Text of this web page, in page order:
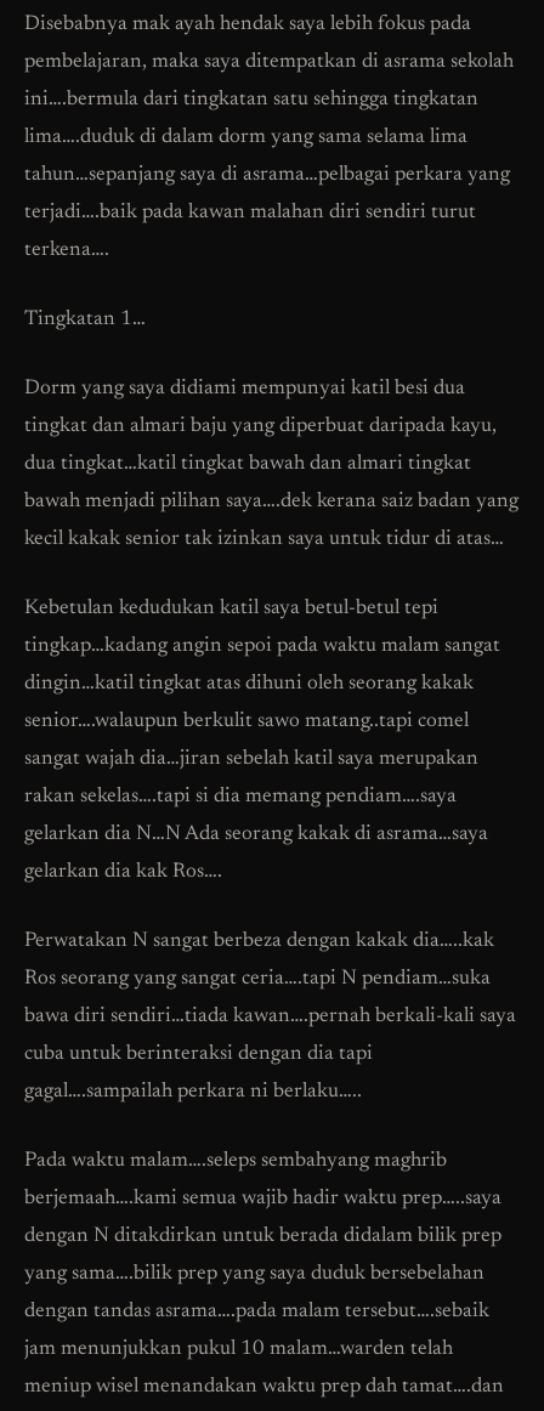
Disebabnya mak ayah hendak saya lebih fokus pada
pembelajaran, maka saya ditempatkan di asrama sekolah
ini….bermula dari tingkatan satu sehingga tingkatan
lima….duduk di dalam dorm yang sama selama lima
tahun…sepanjang saya di asrama…pelbagai perkara yang
terjadi….baik pada kawan malahan diri sendiri turut
terkena….
Tingkatan 1…
Dorm yang saya didiami mempunyai katil besi dua
tingkat dan almari baju yang diperbuat daripada kayu,
dua tingkat…katil tingkat bawah dan almari tingkat
bawah menjadi pilihan saya….dek kerana saiz badan yang
kecil kakak senior tak izinkan saya untuk tidur di atas…
Kebetulan kedudukan katil saya betul-betul tepi
tingkap…kadang angin sepoi pada waktu malam sangat
dingin…katil tingkat atas dihuni oleh seorang kakak
senior….walaupun berkulit sawo matang..tapi comel
sangat wajah dia…jiran sebelah katil saya merupakan
rakan sekelas….tapi si dia memang pendiam….saya
gelarkan dia N…N Ada seorang kakak di asrama…saya
gelarkan dia kak Ros….
Perwatakan N sangat berbeza dengan kakak dia…..kak
Ros seorang yang sangat ceria….tapi N pendiam…suka
bawa diri sendiri…tiada kawan….pernah berkali-kali saya
cuba untuk berinteraksi dengan dia tapi
gagal….sampailah perkara ni berlaku…..
Pada waktu malam….seleps sembahyang maghrib
berjemaah….kami semua wajib hadir waktu prep…..saya
dengan N ditakdirkan untuk berada didalam bilik prep
yang sama….bilik prep yang saya duduk bersebelahan
dengan tandas asrama….pada malam tersebut….sebaik
jam menunjukkan pukul 10 malam…warden telah
meniup wisel menandakan waktu prep dah tamat….dan